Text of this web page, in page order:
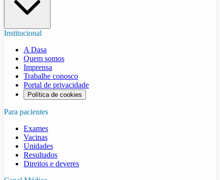
Institucional
A Dasa
Quem somos
Imprensa
Trabalhe conosco
Portal de privacidade
Política de cookies
Para pacientes
Exames
Vacinas
Unidades
Resultados
Direitos e deveres